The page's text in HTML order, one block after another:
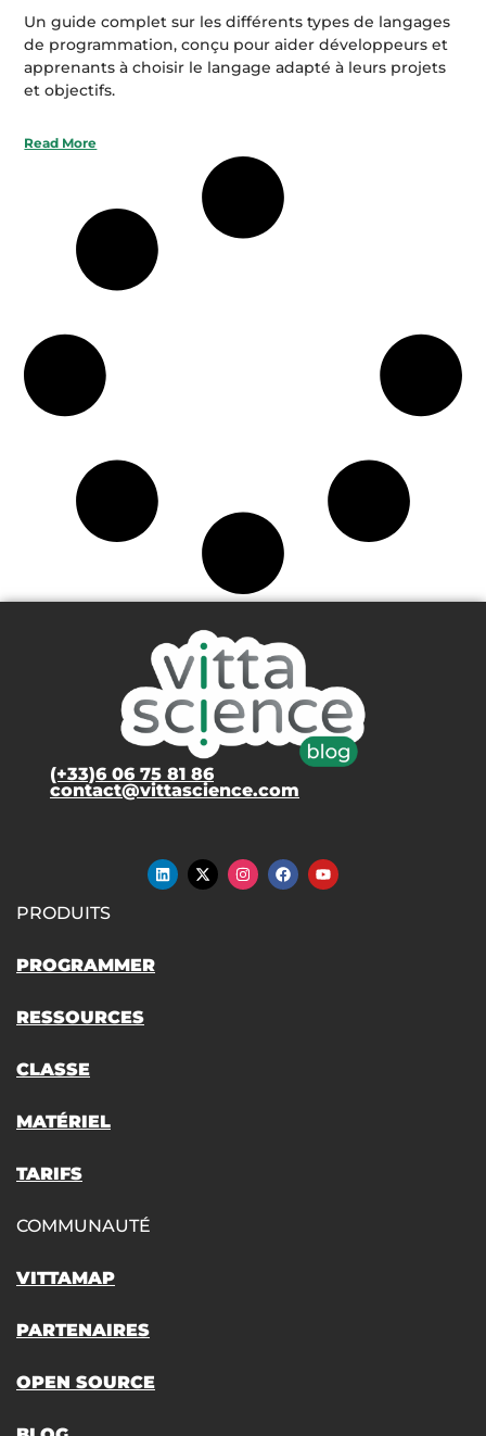
Un guide complet sur les différents types de langages
de programmation, conçu pour aider développeurs et
apprenants à choisir le langage adapté à leurs projets
et objectifs.
Read More
(+33)6 06 75 81 86
contact@vittascience.com
PRODUITS
PROGRAMMER
RESSOURCES
CLASSE
MATÉRIEL
TARIFS
COMMUNAUTÉ
VITTAMAP
PARTENAIRES
OPEN SOURCE